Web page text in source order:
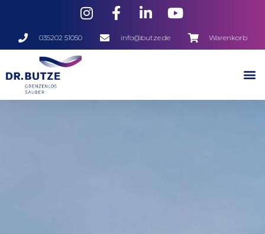
035202 51050 info@butze.de Warenkorb